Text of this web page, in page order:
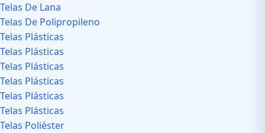
Telas De Lana
Telas De Polipropileno
Telas Plásticas
Telas Plásticas
Telas Plásticas
Telas Plásticas
Telas Plásticas
Telas Plásticas
Telas Poliéster